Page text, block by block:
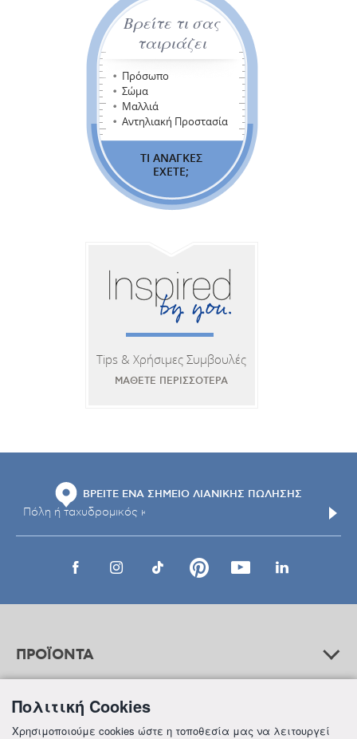
Βρείτε τι σας
ταιριάζει
Πρόσωπο
Σώμα
Μαλλιά
Αντηλιακή Προστασία
ΤΙ ΑΝΑΓΚΕΣ
ΕΧΕΤΕ;
Tips & Χρήσιμες Συμβουλές
ΜΑΘΕΤΕ ΠΕΡΙΣΣΟΤΕΡΑ
ΒΡΕΙΤΕ ΕΝΑ ΣΗΜΕΙΟ ΛΙΑΝΙΚΗΣ ΠΩΛΗΣΗΣ
ΠΡΟΪΟΝΤΑ
ΒΟΗΘΕΙΑ
Πολιτική Cookies
Χρησιμοποιούμε cookies ώστε η τοποθεσία μας να λειτουργεί